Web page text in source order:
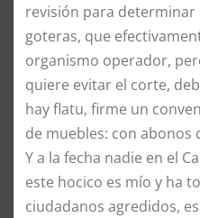
revisión para determinar
goteras, que
organismo operador,
quiere evitar el corte,
hay flatu, firme un
de muebles: con abonos
Y a la fecha nadie en el
este hocico es mío y ha
ciudadanos agredidos,